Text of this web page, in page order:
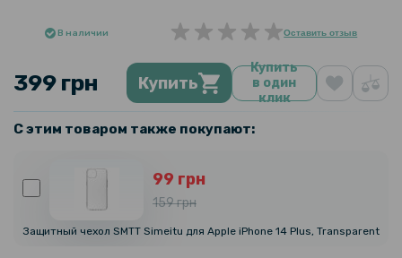
В наличии Оставить отзыв
399 грн Купить
Купить
в один
клик
С этим товаром также покупают:
99 грн
159 грн
Защитный чехол SMTT Simeitu для Apple iPhone 14 Plus, Transparent